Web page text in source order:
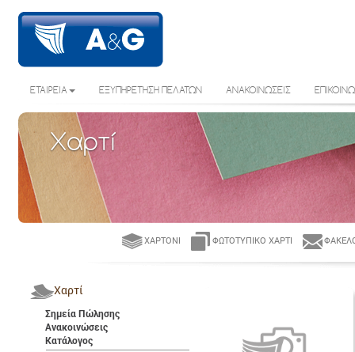
ΕΤΑΙΡΕΙΑ ΕΞΥΠΗΡΕΤΗΣΗ ΠΕΛΑΤΩΝ ΑΝΑΚΟΙΝΩΣΕΙΣ
Χαρτί
ΧΑΡΤΌΝΙ ΦΩΤΟΤΥΠΙΚΌ ΧΑΡΤΊ
Χαρτί
Σημεία Πώλησης
Ανακοινώσεις
Κατάλογος